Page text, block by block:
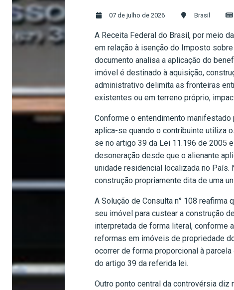
07 de julho de 2026 Brasil
A Receita Federal do Brasil, por meio
em relação à isenção do Imposto
documento analisa a aplicação do
imóvel é destinado à aquisição,
administrativo delimita as fronteiras
existentes ou em terreno próprio,
Conforme o entendimento
aplica-se quando o contribuinte utiliza
se no artigo 39 da Lei 11.196 de 2005
desoneração desde que o alienante
unidade residencial localizada no País.
construção propriamente dita de uma
A Solução de Consulta n° 108
seu imóvel para custear a construção
interpretada de forma literal, conforme
reformas em imóveis de propriedade
ocorrer de forma proporcional à
do artigo 39 da referida lei.
Outro ponto central da controvérsia diz